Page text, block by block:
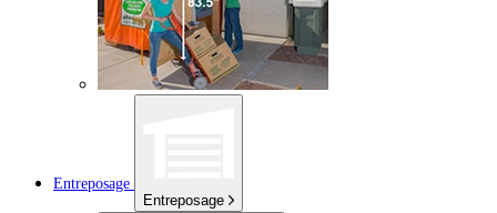
Entreposage
Entreposage